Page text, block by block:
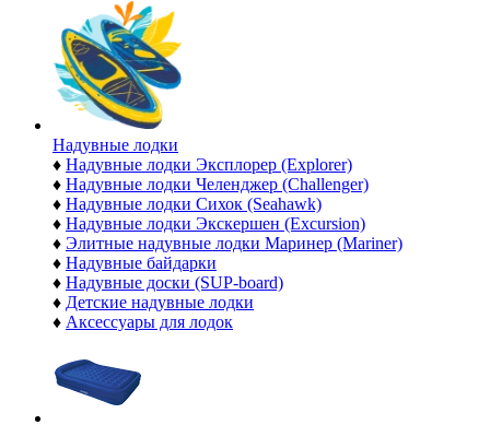
Надувные лодки
♦ Надувные лодки Эксплорер (Explorer)
♦ Надувные лодки Челенджер (Challenger)
♦ Надувные лодки Сихок (Seahawk)
♦ Надувные лодки Экскершен (Excursion)
♦ Элитные надувные лодки Маринер (Mariner)
♦ Надувные байдарки
♦ Надувные доски (SUP-board)
♦ Детские надувные лодки
♦ Аксессуары для лодок